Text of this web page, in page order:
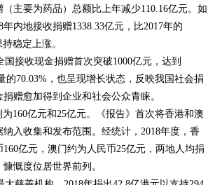
第07版
第08版
第09版
主要为药品）总额比上年减少110.16亿元。如
内地接收捐赠1338.33亿元，比2017年的
稳定上涨。
接收现金捐赠首次突破1000亿元，达到
的70.03%，也呈现增长状态，反映我国社会捐
赠愈加得到企业和社会公众青睐。
160亿元和25亿元。《报告》首次将香港和澳
入收集和发布范围。经统计，2018年度，香
亿元，澳门约为人民币25亿元，两地人均捐
慨度位居世界前列。